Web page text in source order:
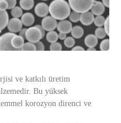
ve katkılı üretim
Bu yüksek
korozyon direnci ve